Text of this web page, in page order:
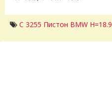
C 3255 Пистон BMW H=18.9